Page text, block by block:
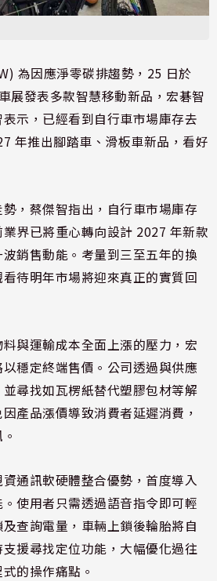
為因應淨零碳排趨勢，25 日於
展發表多款智慧移動新品，宏碁智
示，已經看到自行車市場庫存去
年推出腳踏車、滑板車新品，看好
，蔡傑智指出，自行車市場庫存
界已將重心轉向設計 2027 年新款
銷售動能。考量到三至五年的換
待明年市場將迎來真正的實質回
與運輸成本全面上漲的壓力，宏
穩定終端售價。公司透過與供應
尋找如瓦楞紙替代塑膠包材等解
產品漲價導致消費者延遲消費，
通訊軟硬體整合優勢，首度導入
使用者只需透過語音指令即可輕
查詢電量，車輛上鎖後輪胎將自
援尋找定位功能，大幅優化過往
的操作痛點。